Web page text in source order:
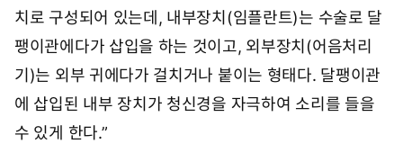
치로 구성되어 있는데, 내부장치(임플란트)는 수술로 달
팽이관에다가 삽입을 하는 것이고, 외부장치(어음처리
기)는 외부 귀에다가 걸치거나 붙이는 형태다. 달팽이관
에 삽입된 내부 장치가 청신경을 자극하여 소리를 들을
수 있게 한다.”